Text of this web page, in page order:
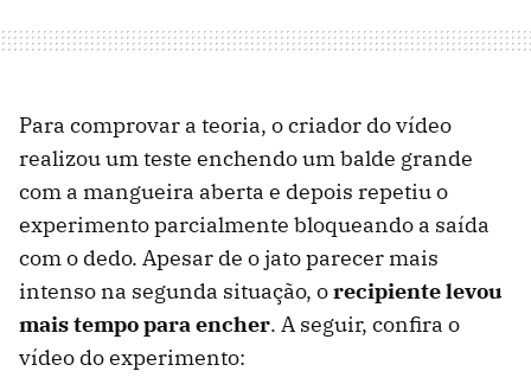
Para comprovar a teoria, o criador do vídeo
realizou um teste enchendo um balde grande
com a mangueira aberta e depois repetiu o
experimento parcialmente bloqueando a saída
com o dedo. Apesar de o jato parecer mais
intenso na segunda situação, orecipiente levou
mais tempo para encher. A seguir, confira o
vídeo do experimento: